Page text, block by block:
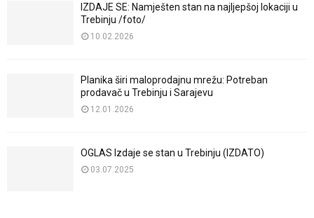
IZDAJE SE: Namješten stan na najljepšoj lokaciji u
Trebinju /foto/
10.02.2026
Planika širi maloprodajnu mrežu: Potreban
prodavač u Trebinju i Sarajevu
12.01.2026
OGLAS Izdaje se stan u Trebinju (IZDATO)
03.07.2025